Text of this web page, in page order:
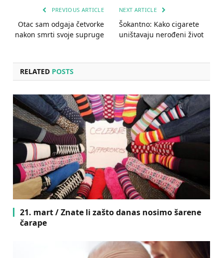
PREVIOUS ARTICLE
Otac sam odgaja četvorke
nakon smrti svoje supruge
NEXT ARTICLE
Šokantno: Kako cigarete
uništavaju nerođeni život
RELATED POSTS
21. mart / Znate li zašto danas nosimo šarene
čarape